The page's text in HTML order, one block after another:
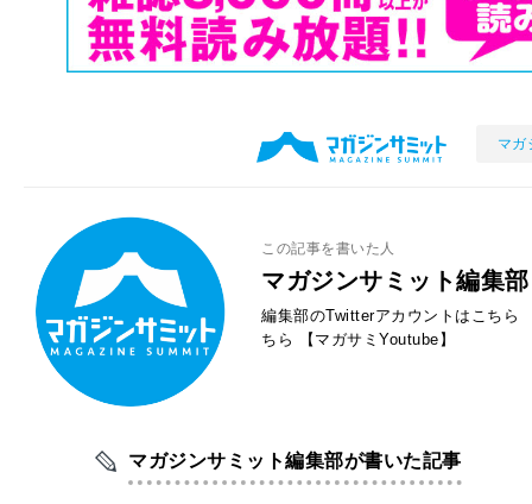
マガ
この記事を書いた人
マガジンサミット編集部
編集部のTwitterアカウントはこちら
ちら
【マガサミYoutube】
マガジンサミット編集部が書いた記事